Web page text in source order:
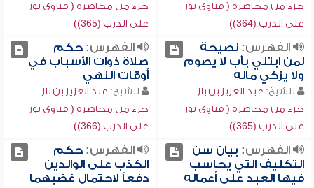
جزء من محاضرة ( فتاوى نور
على الدرب (364))
جزء من محاضرة ( فتاوى نور
على الدرب (365))
الفهرس:نصيحة
لمن ابتلي بأب لا يصوم
ولا يزكي ماله
للشيخ: عبد العزيز بن باز
جزء من محاضرة ( فتاوى نور
على الدرب (365))
الفهرس:حكم
صلاة ذوات الأسباب في
أوقات النهي
للشيخ: عبد العزيز بن باز
جزء من محاضرة ( فتاوى نور
على الدرب (366))
الفهرس: بيان سن
التكليف التي يحاسب
فيها العبد على أعماله
الفهرس:حكم
الكذب على الوالدين
دفعاً لاحتمال غضبهما